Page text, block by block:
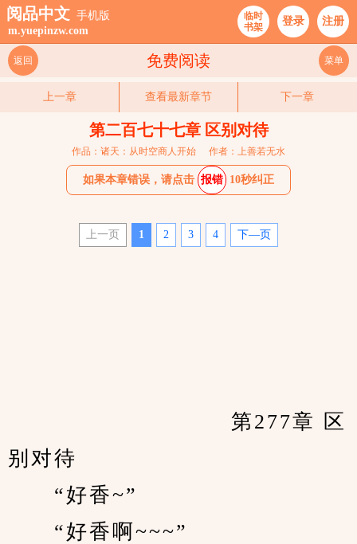
阅品中文 手机版
m.yuepinzw.com
临时
书架
登录 注册
免费阅读
返回 菜单
上一章 查看最新章节 下一章
第二百七十七章 区别对待
作品：诸天：从时空商人开始 作者：上善若无水
如果本章错误，请点击 报错 10秒纠正
上一页 1 2 3 4 下—页
别对待
“好香~”
“好香啊~~~”